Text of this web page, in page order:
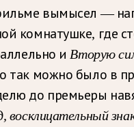
вымысел —
комнатушке, где
и Вторую
так можно было в
до премьеры
восклицательный